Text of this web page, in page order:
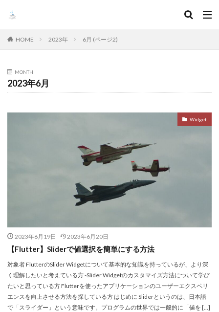
HOME 2023年 6月 (ページ2)
MONTH
2023年6月
Widget
2023年6月19日 2023年6月20日
【Flutter】Sliderで値選択を簡単にする方法
対象者 FlutterのSlider Widgetについて基本的な知識を持っているが、より深
く理解したいと考えている方 -Slider Widgetのカスタマイズ方法について学び
たいと思っている方 Flutterを使ったアプリケーションのユーザーエクスペリ
エンスを向上させる方法を探している方 はじめに Sliderというのは、日本語
で「スライダー」という意味です。プログラムの世界では一般的に「値を […]